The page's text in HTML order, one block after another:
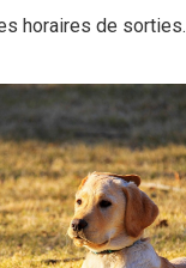
horaires de sorties.